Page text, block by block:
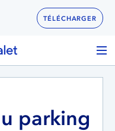
parking
TÉLÉCHARGER